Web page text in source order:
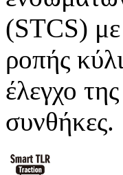
(STCS) με
ροπής
έλεγχο
συνθήκες.